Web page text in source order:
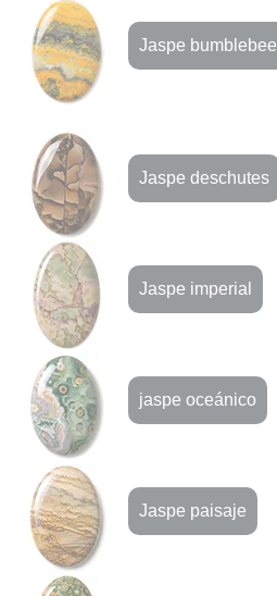
Jaspe bumblebee
Jaspe deschutes
Jaspe imperial
jaspe oceánico
Jaspe paisaje